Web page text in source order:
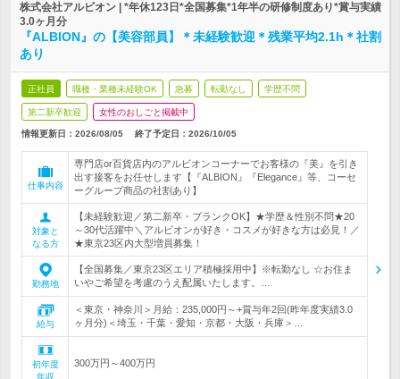
株式会社アルビオン | *年休123日*全国募集*1年半の研修制度あり*賞与実績
3.0ヶ月分
『ALBION』の【美容部員】＊未経験歓迎＊残業平均2.1h＊社割
あり
正社員 職種・業種未経験OK 急募 転勤なし 学歴不問
第二新卒歓迎 女性のおしごと掲載中
情報更新日：2026/08/05 終了予定日： 2026/10/05
仕事内容
専門店or百貨店内のアルビオンコーナーでお客様の『美』を引き
出す接客をお任せします【『ALBION』『Elegance』等、コーセ
ーグループ商品の社割あり】
対象と
なる方
【未経験歓迎／第二新卒・ブランクOK】★学歴＆性別不問★20
～30代活躍中＼アルビオンが好き・コスメが好きな方は必見！／
★東京23区内大型増員募集！
勤務地
【全国募集／東京23区エリア積極採用中】※転勤なし ☆お住ま
いやご希望を考慮のうえ配属いたします。…
給与
＜東京・神奈川＞月給：235,000円～+賞与年2回(昨年度実績3.0
ヶ月分)＜埼玉・千葉・愛知・京都・大阪・兵庫＞…
初年度
年収
300万円～400万円